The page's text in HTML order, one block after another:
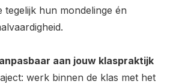
tegelijk hun mondelinge én
aan jouw klaspraktijk
werk binnen de klas met het